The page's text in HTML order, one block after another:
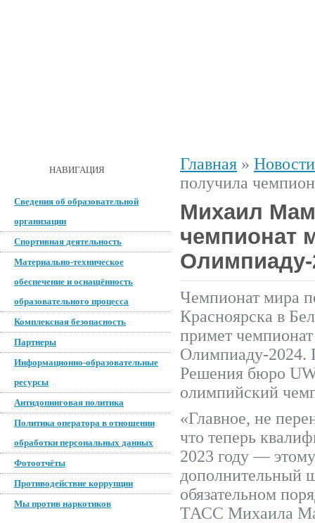
НАВИГАЦИЯ
Сведения об образовательной
организации
Спортивная деятельность
Материально-техническое
обеспечение и оснащённость
образовательного процесса
Комплексная безопасность
Партнеры
Информационно-образовательные
ресурсы
Антидопинговая политика
Политика оператора в отношении
обработки персональных данных
Фотоотчёты
Противодействие коррупции
Мы против наркотиков
Главная »
получила
Михаил
чемпионат
Олимпиаду-
Чемпионат мира
Красноярска в
примет
Олимпиаду-2024.
Решения бюро
олимпийский
«Главное, не
что теперь
2023 году —
дополнительный
обязательном
ТАСС Михаила